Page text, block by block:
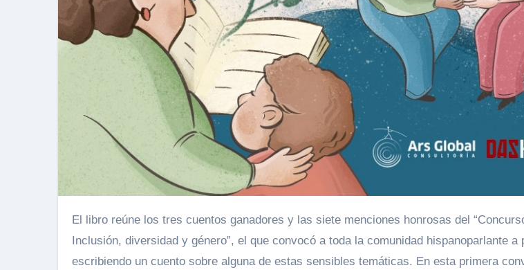
El libro reúne los tres cuentos ganadores y las siete menciones honrosas del “Concurso de relatos
Inclusión, diversidad y género”, el que convocó a toda la comunidad hispanoparlante a
escribiendo un cuento sobre alguna de estas sensibles temáticas. En esta primera